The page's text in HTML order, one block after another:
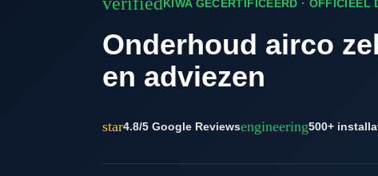
KIWA GECERTIFICEERD · OFFICIEEL
Onderhoud airco
en adviezen
star4.8/5 Google Reviewsengineering500+